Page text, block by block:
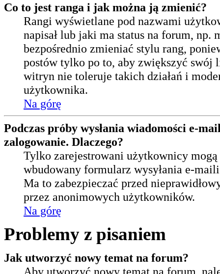
Co to jest ranga i jak można ją zmienić?
Rangi wyświetlane pod nazwami
napisał lub jaki ma status na forum,
bezpośrednio zmieniać stylu rang,
postów tylko po to, aby zwiększyć swój
witryn nie toleruje takich działań i
użytkownika.
Na górę
Podczas próby wysłania wiadomości e-
zalogowanie. Dlaczego?
Tylko zarejestrowani użytkownicy
wbudowany formularz wysyłania e-
Ma to zabezpieczać przed
przez anonimowych użytkowników.
Na górę
Problemy z pisaniem
Jak utworzyć nowy temat na forum?
Aby utworzyć nowy temat na forum,